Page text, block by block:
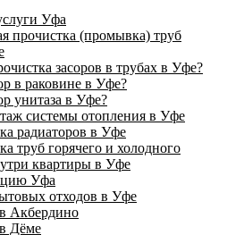
Уфа
прочистка (промывка) труб
засоров в трубах в Уфе?
в раковине в Уфе?
унитаза в Уфе?
системы отопления в Уфе
радиаторов в Уфе
труб горячего и холодного
квартиры в Уфе
Уфа
отходов в Уфе
Акбердино
Дёме